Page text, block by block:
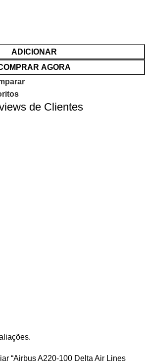
ADICIONAR
AGORA
de Clientes
“Airbus A220-100 Delta Air Lines